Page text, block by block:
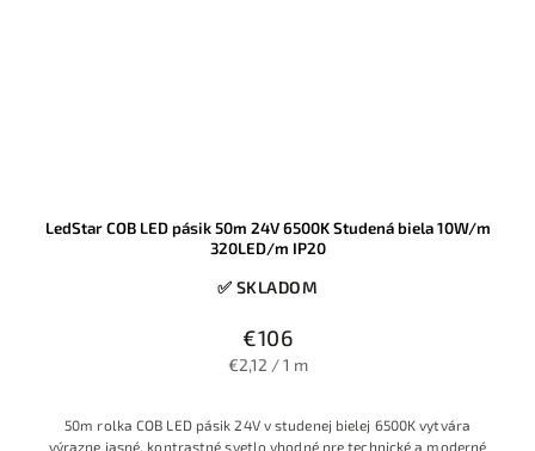
LedStar COB LED pásik 50m 24V 6500K Studená biela 10W/m
320LED/m IP20
✅ SKLADOM
€106
€2,12 / 1 m
50m rolka COB LED pásik 24V v studenej bielej 6500K vytvára
výrazne jasné, kontrastné svetlo vhodné pre technické a moderné